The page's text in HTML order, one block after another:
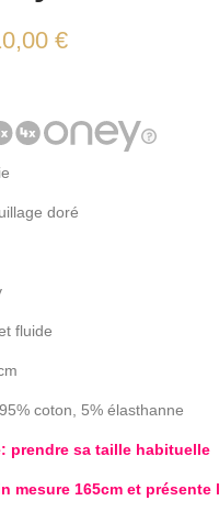
€
doré
fluide
coton, 5% élasthanne
prendre sa taille habituelle
mesure 165cm et présente